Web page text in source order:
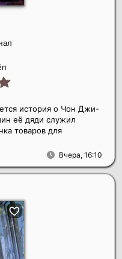
Вчера, 16:10
история о Чон Джи-
её дяди служил
товаров для